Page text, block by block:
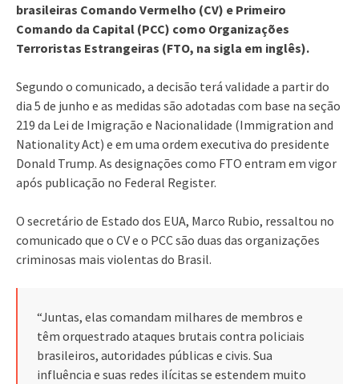
brasileiras Comando Vermelho (CV) e Primeiro
Comando da Capital (PCC) como Organizações
Terroristas Estrangeiras (FTO, na sigla em inglês).
Segundo o comunicado, a decisão terá validade a partir do
dia 5 de junho e as medidas são adotadas com base na seção
219 da Lei de Imigração e Nacionalidade (Immigration and
Nationality Act) e em uma ordem executiva do presidente
Donald Trump. As designações como FTO entram em vigor
após publicação no Federal Register.
O secretário de Estado dos EUA, Marco Rubio, ressaltou no
comunicado que o CV e o PCC são duas das organizações
criminosas mais violentas do Brasil.
“Juntas, elas comandam milhares de membros e
têm orquestrado ataques brutais contra policiais
brasileiros, autoridades públicas e civis. Sua
influência e suas redes ilícitas se estendem muito